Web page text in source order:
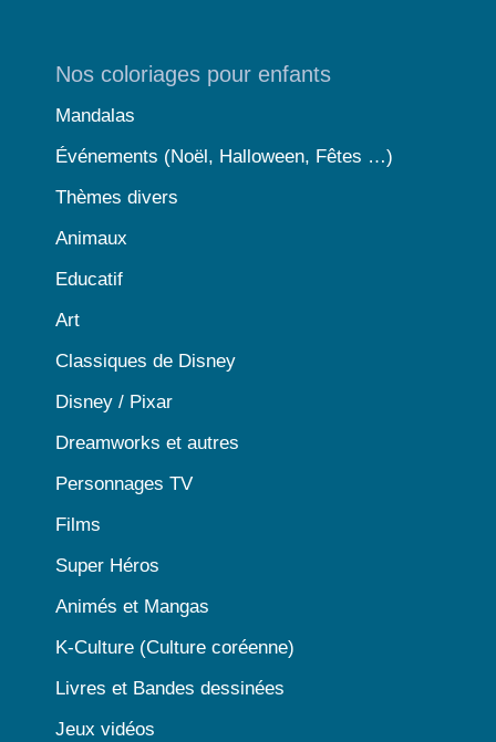
Nos coloriages pour enfants
Mandalas
Événements (Noël, Halloween, Fêtes …)
Thèmes divers
Animaux
Educatif
Art
Classiques de Disney
Disney / Pixar
Dreamworks et autres
Personnages TV
Films
Super Héros
Animés et Mangas
K-Culture (Culture coréenne)
Livres et Bandes dessinées
Jeux vidéos